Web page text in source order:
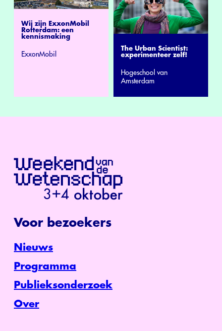
Wij zijn ExxonMobil
Rotterdam: een
kennismaking
ExxonMobil
The Urban Scientist:
experimenteer zelf!
Hogeschool van
Amsterdam
Voor bezoekers
Nieuws
Programma
Publieksonderzoek
Over